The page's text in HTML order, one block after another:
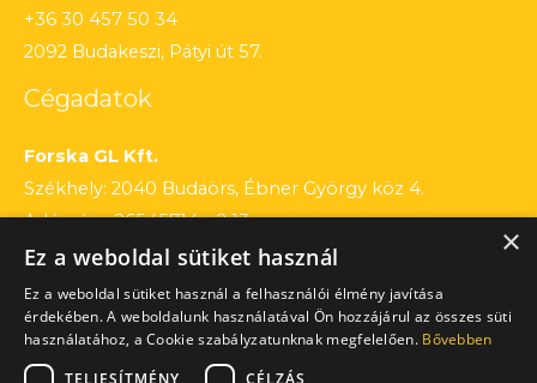
+36 30 457 50 34
2092 Budakeszi, Pátyi út 57.
Cégadatok
Forska GL Kft.
Székhely: 2040 Budaörs, Ébner György köz 4.
Adószám: 26545714 – 2 13
Cégjegyzékszám: 13 – 09 – 195803
Számlaszám: 12010154 – 01660751 – 00100001
×
Ez a weboldal sütiket használ
Ez a weboldal sütiket használ a felhasználói élmény javítása
érdekében. A weboldalunk használatával Ön hozzájárul az összes süti
használatához, a Cookie szabályzatunknak megfelelően. Bővebben
TELJESÍTMÉNY
CÉLZÁS